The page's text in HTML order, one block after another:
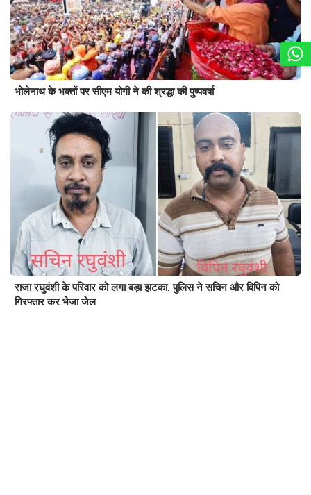
भोलेनाथ के भक्तों पर सीएम योगी ने की श्रद्धा की पुष्पवर्षा
राजा रघुवंशी के परिवार को लगा बड़ा झटका, पुलिस ने सचिन और विपिन को
गिरफ्तार कर भेजा जेल